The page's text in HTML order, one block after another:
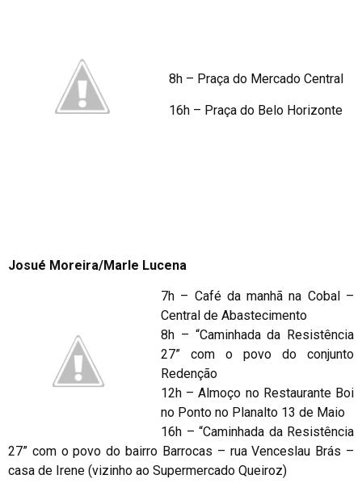
8h – Praça do Mercado Central
16h – Praça do Belo Horizonte
Josué Moreira/Marle Lucena
7h – Café da manhã na Cobal –
Central de Abastecimento
8h – “Caminhada da Resistência
27” com o povo do conjunto
Redenção
12h – Almoço no Restaurante Boi
no Ponto no Planalto 13 de Maio
16h – “Caminhada da Resistência
27” com o povo do bairro Barrocas – rua Venceslau Brás –
casa de Irene (vizinho ao Supermercado Queiroz)